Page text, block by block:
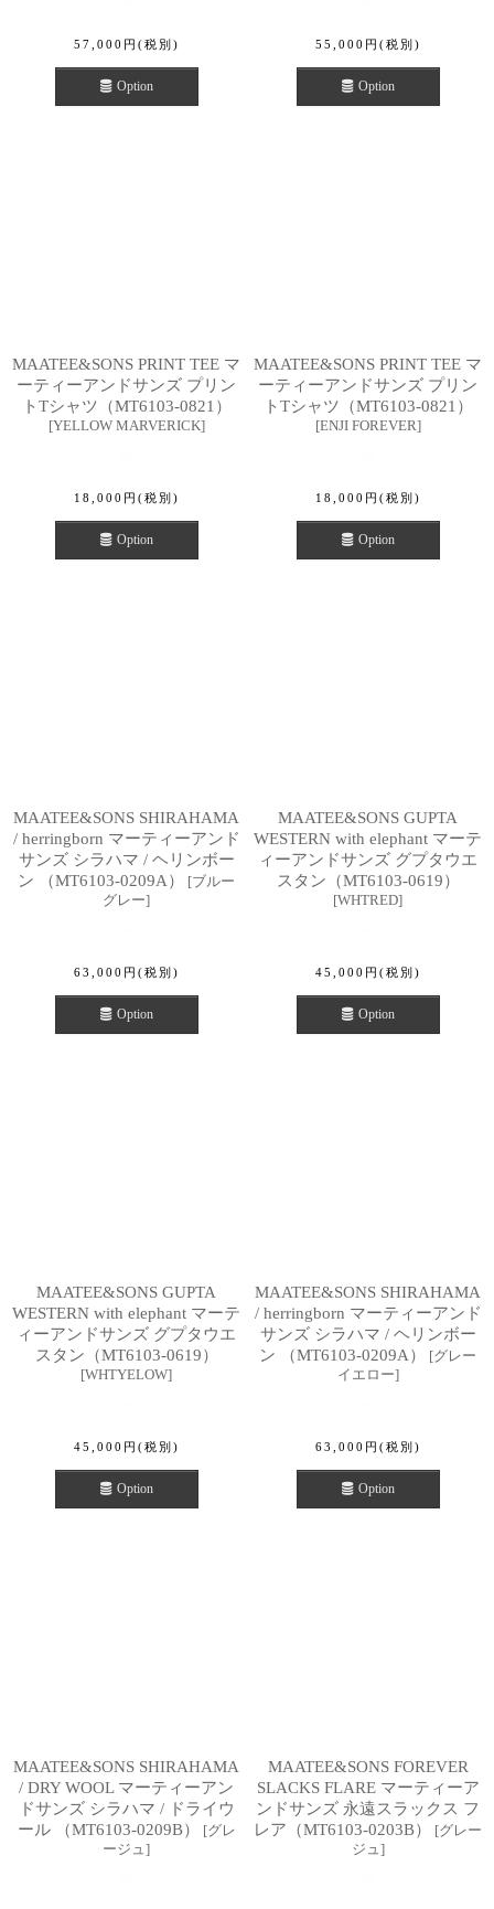
57,000 円 (税別)
Option
55,000 円 (税別)
Option
MAATEE&SONS PRINT TEE マ
ーティーアンドサンズ プリン
トTシャツ（MT6103-0821）
[YELLOW MARVERICK]
18,000 円 (税別)
Option
MAATEE&SONS PRINT TEE マ
ーティーアンドサンズ プリン
トTシャツ（MT6103-0821）
[ENJI FOREVER]
18,000 円 (税別)
Option
MAATEE&SONS SHIRAHAMA
/ herringborn マーティーアンド
サンズ シラハマ / ヘリンボー
ン （MT6103-0209A）
[ブルー
グレー]
63,000 円 (税別)
Option
MAATEE&SONS GUPTA
WESTERN with elephant マーテ
ィーアンドサンズ グプタウエ
スタン（MT6103-0619）
[WHTRED]
45,000 円 (税別)
Option
MAATEE&SONS GUPTA
WESTERN with elephant マーテ
ィーアンドサンズ グプタウエ
スタン（MT6103-0619）
[WHTYELOW]
45,000 円 (税別)
Option
MAATEE&SONS SHIRAHAMA
/ herringborn マーティーアンド
サンズ シラハマ / ヘリンボー
ン （MT6103-0209A）
[グレー
イエロー]
63,000 円 (税別)
Option
MAATEE&SONS SHIRAHAMA
/ DRY WOOL マーティーアン
ドサンズ シラハマ / ドライウ
ール （MT6103-0209B）
[グレ
ージュ ]
MAATEE&SONS FOREVER
SLACKS FLARE マーティーア
ンドサンズ 永遠スラックス フ
レア（MT6103-0203B）
[グレー
ジュ ]